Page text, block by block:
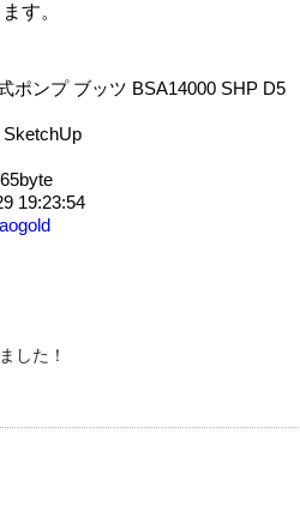
す。
ポンプ ブッツ BSA14000 SHP D5
SketchUp
19:23:54
した！